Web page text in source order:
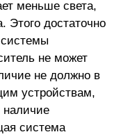
меньше света,
Этого достаточно
не может
не должно в
устройствам,
наличие
система